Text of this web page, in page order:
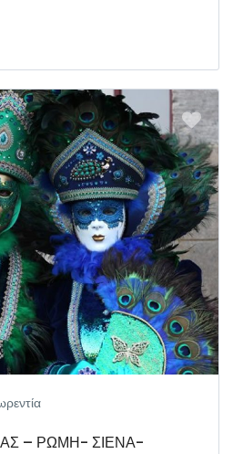
– ΡΩΜΗ- ΣΙΕΝΑ-